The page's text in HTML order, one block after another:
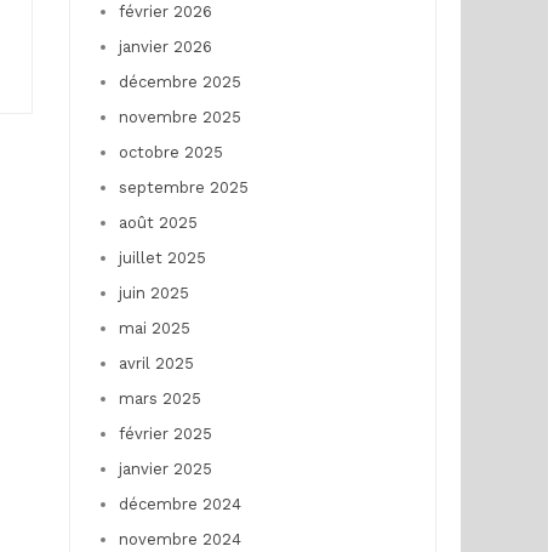
février 2026
janvier 2026
décembre 2025
novembre 2025
octobre 2025
septembre 2025
août 2025
juillet 2025
juin 2025
mai 2025
avril 2025
mars 2025
février 2025
janvier 2025
décembre 2024
novembre 2024